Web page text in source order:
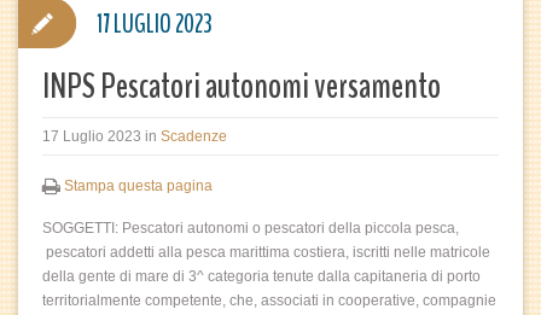
INPS Pescatori autonomi versamento
17 Luglio 2023 in Scadenze
Stampa questa pagina
SOGGETTI: Pescatori autonomi o pescatori della piccola pesca,
pescatori addetti alla pesca marittima costiera, iscritti nelle matricole
della gente di mare di 3^ categoria tenute dalla capitaneria di porto
territorialmente competente, che, associati in cooperative, compagnie
17 LUGLIO 2023